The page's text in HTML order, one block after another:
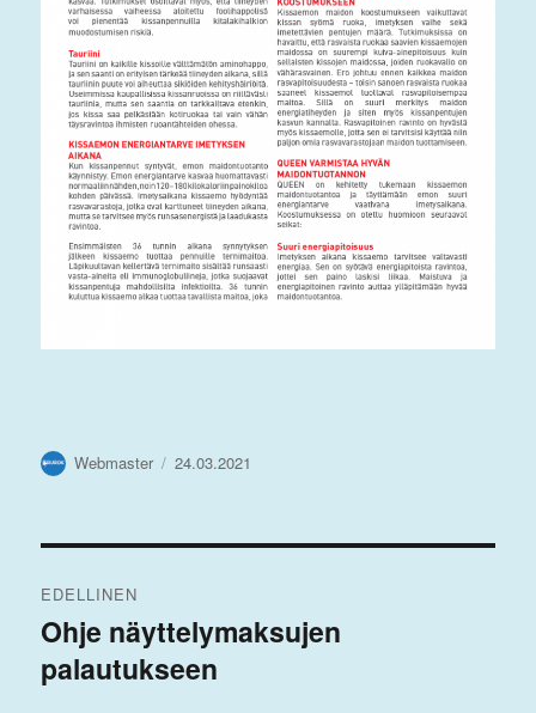
Kirjoittaja
Webmaster Julkaistu
24.03.2021
selaus
EDELLINEN
Edellinen
artikkeli:
Ohje näyttelymaksujen
palautukseen